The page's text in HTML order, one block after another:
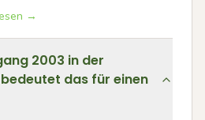
→
2003 in der
das für einen